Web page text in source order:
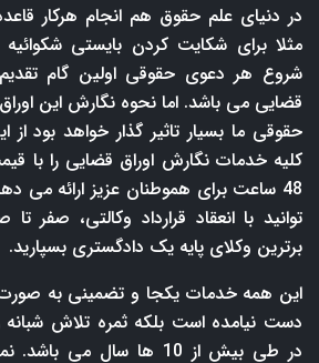
در دنیای علم حقوق هم انجام هرکار
مثلا برای شکایت کردن بایستی
شروع هر دعوی حقوقی اولین گام
قضایی می باشد. اما نحوه نگارش این
حقوقی ما بسیار تاثیر گذار خواهد بود
کلیه خدمات نگارش اوراق قضایی را با
48 ساعت برای هموطنان عزیز ارائه می
توانید با انعقاد قرارداد وکالتی، صفر
برترین وکلای پایه یک دادگستری بسپارید.
این همه خدمات یکجا و تضمینی به
دست نیامده است بلکه ثمره تلاش شبانه
در طی بیش از 10 ها سال می